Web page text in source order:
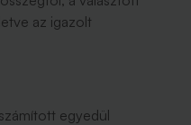
az igazolt
egyedül